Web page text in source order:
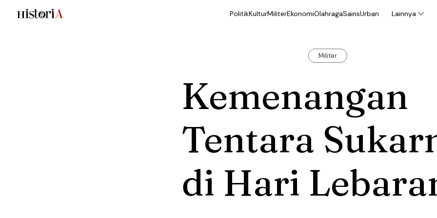
PolitikKulturMiliterEkonomiOlahragaSainsUrban Lainnya
Militer
Kemenangan
Tentara
di Hari